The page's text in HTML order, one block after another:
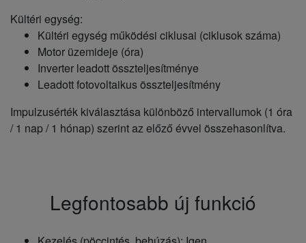
Kültéri egység:
Kültéri egység működési ciklusai (ciklusok száma)
Motor üzemideje (óra)
Inverter leadott összteljesítménye
Leadott fotovoltaikus összteljesítmény
Impulzusérték kiválasztása különböző intervallumok (1 óra
/ 1 nap / 1 hónap) szerint az előző évvel összehasonlítva.
Legfontosabb új funkció